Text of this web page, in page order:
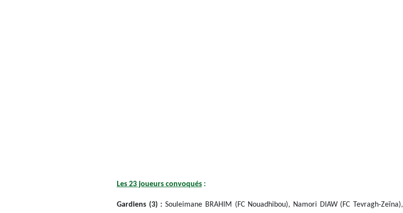
Les 23 joueurs convoqués :
Gardiens (3) : Souleimane BRAHIM (FC Nouadhibou), Namori DIAW (FC Tevragh-Zeïna),